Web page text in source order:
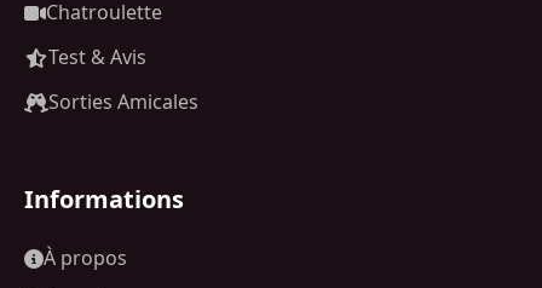
Chatroulette
Test & Avis
Sorties Amicales
Informations
À propos